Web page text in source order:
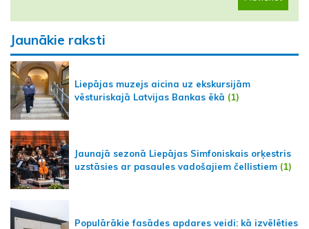
Jaunākie raksti
Liepājas muzejs aicina uz ekskursijām
vēsturiskajā Latvijas Bankas ēkā (1)
Jaunajā sezonā Liepājas Simfoniskais orķestris
uzstāsies ar pasaules vadošajiem čellistiem (1)
Populārākie fasādes apdares veidi: kā izvēlēties